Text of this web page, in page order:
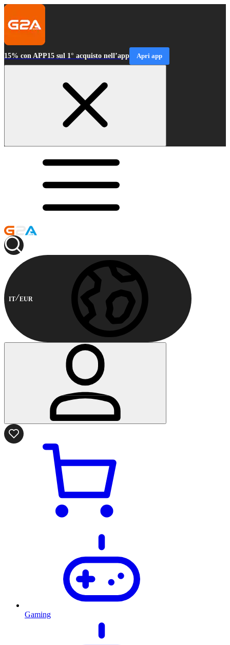
15% con APP15 sul 1° acquisto nell’app Apri app
IT EUR
Gaming